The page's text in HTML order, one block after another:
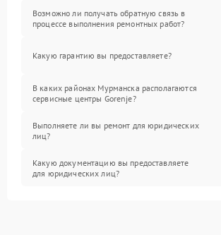
Возможно ли получать обратную связь в
процессе выполнения ремонтных работ?
Какую гарантию вы предоставляете?
В каких районах Мурманска располагаются
сервисные центры Gorenje?
Выполняете ли вы ремонт для юридических
лиц?
Какую документацию вы предоставляете
для юридических лиц?